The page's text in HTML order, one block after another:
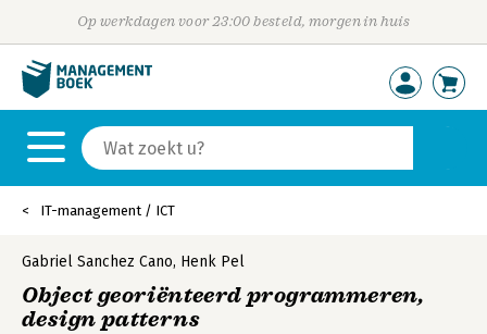
Op werkdagen voor 23:00 besteld, morgen in huis
IT-management / ICT
Gabriel Sanchez Cano, Henk Pel
Object georiënteerd programmeren,
design patterns